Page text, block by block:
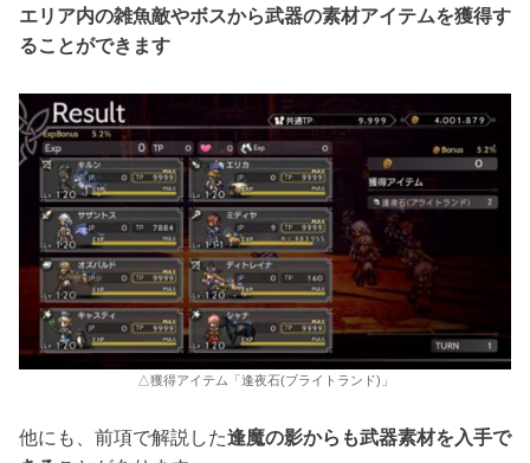
エリア内の雑魚敵やボスから武器の素材アイテムを獲得す
ることができます
△獲得アイテム「逢夜石(ブライトランド)」
他にも、前項で解説した逢魔の影からも武器素材を入手で